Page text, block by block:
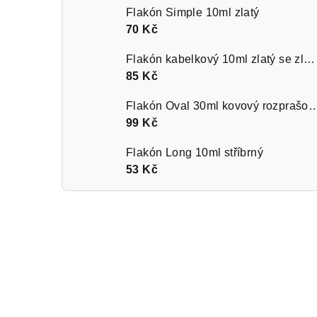
Flakón Simple 10ml zlatý
70 Kč
Flakón kabelkový 10ml zlatý se zlatým kroužkem
85 Kč
Flakón Oval 30ml kovový
99 Kč
Flakón Long 10ml stříbrný
53 Kč